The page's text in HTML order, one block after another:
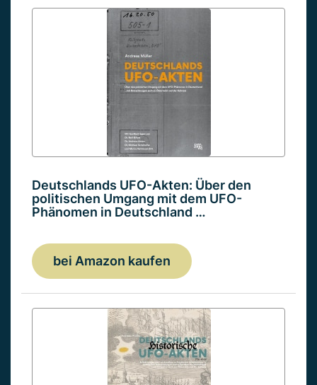
Deutschlands UFO-Akten: Über den
politischen Umgang mit dem UFO-
Phänomen in Deutschland …
bei Amazon kaufen